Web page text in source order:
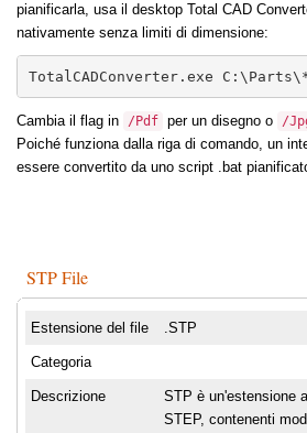
pianificarla, usa il desktop Total CAD
nativamente senza limiti di dimensione:
TotalCADConverter.exe
Cambia il flag in /Pdf per un disegno o /
Poiché funziona dalla riga di comando, un
essere convertito da uno script .bat
STP File
Estensione del file .STP
Categoria
Descrizione
STP è un'estensione
STEP, contenenti